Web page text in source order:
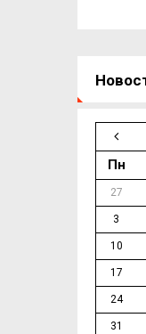
Пн
27
3
10
17
24
31